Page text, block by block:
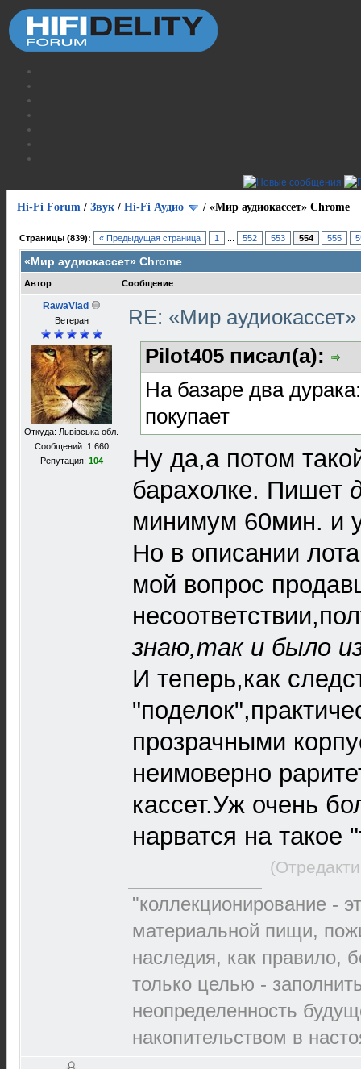
Hi-Fi Forum / Звук / Hi-Fi Аудио / «Мир аудиокассет» Chrome
Страницы (839): « Предыдущая страница 1 552 553 554 555
«Мир аудиокассет» Chrome
Автор Сообщение
RawaVlad
Ветеран
Откуда: Львівська обл.
Сообщений: 1 660
Репутация: 104
RE: «Мир
Pilot405 писал(а):
На базаре два
покупает
Ну да,а потом
барахолке. Пишет
минимум 60мин. и
Но в описании
мой вопрос
знаю,так и было
И теперь,как
прозрачными
неимоверно
кассет.Уж очень
нарватся на такое
"коллекционирование -
материальной пищи,
наследия, как правило,
только целью -
неопределенность
накопительством в